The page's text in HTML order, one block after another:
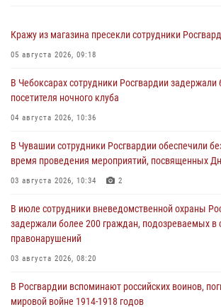
Кражу из магазина пресекли сотрудники
05 августа 2026, 09:18
В Чебоксарах сотрудники Росгвардии задержали
посетителя ночного клуба
04 августа 2026, 10:36
В Чувашии сотрудники Росгвардии обеспечили
время проведения мероприятий, посвященных
03 августа 2026, 10:34 2
В июле сотрудники вневедомственной охраны
задержали более 200 граждан, подозреваемых в
правонарушений
03 августа 2026, 08:20
В Росгвардии вспоминают российских воинов,
мировой войне 1914-1918 годов